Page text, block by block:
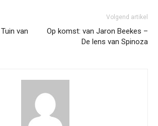
van
Volgend artikel
Op komst: van Jaron Beekes –
De lens van Spinoza